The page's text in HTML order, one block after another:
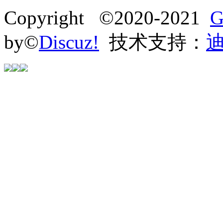
Copyright ©2020-2021
by©Discuz! 技术支持：